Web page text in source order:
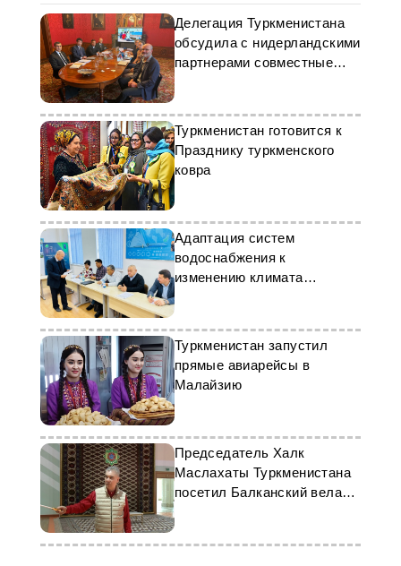
Делегация Туркменистана
обсудила с нидерландскими
партнерами совместные
проекты
Туркменистан готовится к
Празднику туркменского
ковра
Адаптация систем
водоснабжения к
изменению климата
обсуждалась на семинаре в
Туркменистан запустил
прямые авиарейсы в
Малайзию
Председатель Халк
Маслахаты Туркменистана
посетил Балканский велаят